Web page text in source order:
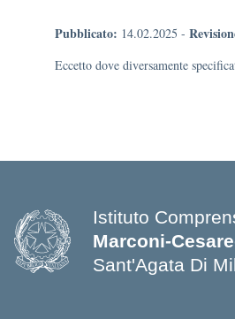
Pubblicato: 14.02.2025 -
Eccetto dove diversamente
Istituto
Marconi-
Sant'Agata Di